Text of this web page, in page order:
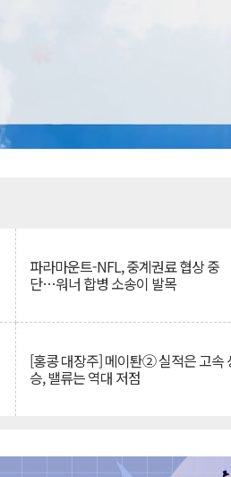
파라마운트-NFL, 중계권료 협상 중
단…워너 합병 소송이 발목
[홍콩 대장주] 메이퇀② 실적은 고속
승, 밸류는 역대 저점